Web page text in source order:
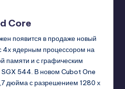
Core
появится в продаже новый
4х ядерным процессором на
памяти и с графическим
SGX 544. В новом Cubot One
дюйма с разрешением 1280 х